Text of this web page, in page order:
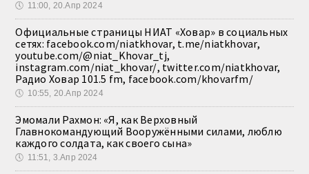
🕔 11:00, 20.Апр 2024
Официальные страницы НИАТ «Ховар» в социальных
сетях: facebook.com/niatkhovar, t.me/niatkhovar,
youtube.com/@niat_Khovar_tj,
instagram.com/niat_khovar/, twitter.com/niatkhovar,
Радио Ховар 101.5 fm, facebook.com/khovarfm/
🕔 10:55, 20.Апр 2024
Эмомали Рахмон: «Я, как Верховный
Главнокомандующий Вооружёнными силами, люблю
каждого солдата, как своего сына»
🕔 11:51, 3.Апр 2024